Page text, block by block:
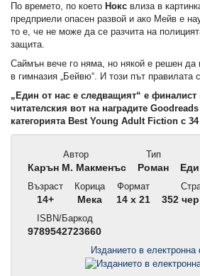
По времето, по което Нокс влиза в
предприели опасен развой и ако Мейв е
то е, че не може да се разчита на
защита.
Саймън вече го няма, но някой е решен да
в гимназия „Бейвю“. И този път правилата
„Един от нас е следващият“ е финалист
читателския вот на наградите Goodreads
категорията Best Young Adult Fiction с 34
Автор
Карън М. Макменъс
Тип
Роман
Възраст
14+
Корица
Мека
Формат
14 x 21
352
ISBN/Баркод
9789542723660
Изданието в